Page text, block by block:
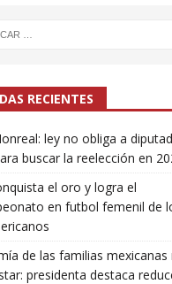
RECIENTES
ley no obliga a
buscar la reelección en
el oro y logra el
en futbol femenil de
de las familias mexicanas
presidenta destaca